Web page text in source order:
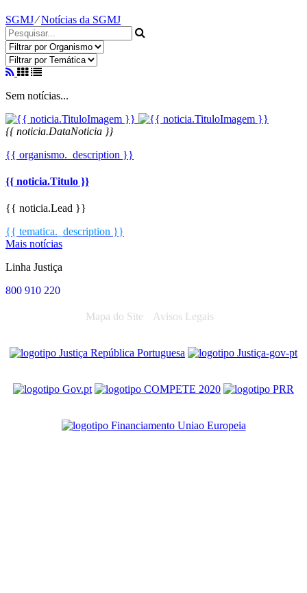
SGMJ⁄Notícias da SGMJ
Sem notícias...
{{ noticia.DataNoticia }}
{{ organismo._description }}
{{ noticia.Titulo }}
{{ noticia.Lead }}
{{ tematica._description }}
Mais notícias
Linha Justiça
800 910 220
Mapa do Site Avisos Legais